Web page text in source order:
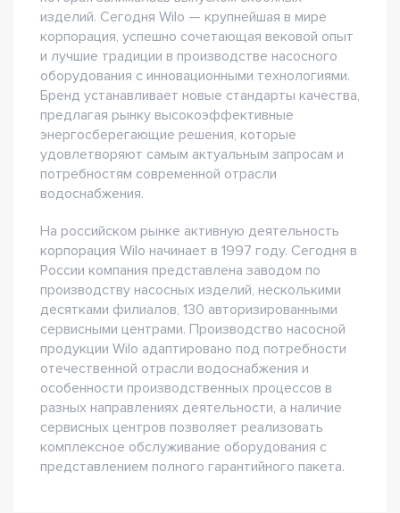
изделий. Сегодня Wilo — крупнейшая в мире
корпорация, успешно сочетающая вековой опыт
и лучшие традиции в производстве насосного
оборудования с инновационными технологиями.
Бренд устанавливает новые стандарты качества,
предлагая рынку высокоэффективные
энергосберегающие решения, которые
удовлетворяют самым актуальным запросам и
потребностям современной отрасли
водоснабжения.
На российском рынке активную деятельность
корпорация Wilo начинает в 1997 году. Сегодня в
России компания представлена заводом по
производству насосных изделий, несколькими
десятками филиалов, 130 авторизированными
сервисными центрами. Производство насосной
продукции Wilo адаптировано под потребности
отечественной отрасли водоснабжения и
особенности производственных процессов в
разных направлениях деятельности, а наличие
сервисных центров позволяет реализовать
комплексное обслуживание оборудования с
представлением полного гарантийного пакета.